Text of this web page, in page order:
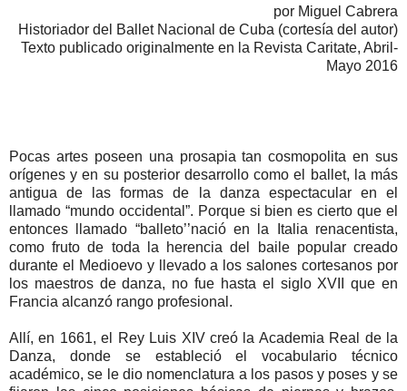
por Miguel Cabrera
Historiador del Ballet Nacional de Cuba (cortesía del autor)
Texto publicado originalmente en la Revista Caritate, Abril-
Mayo 2016
Pocas artes poseen una prosapia tan cosmopolita en sus
orígenes y en su posterior desarrollo como el ballet, la más
antigua de las formas de la danza espectacular en el
llamado “mundo occidental”. Porque si bien es cierto que el
entonces llamado “balleto’’nació en la Italia renacentista,
como fruto de toda la herencia del baile popular creado
durante el Medioevo y llevado a los salones cortesanos por
los maestros de danza, no fue hasta el siglo XVII que en
Francia alcanzó rango profesional.
Allí, en 1661, el Rey Luis XIV creó la Academia Real de la
Danza, donde se estableció el vocabulario técnico
académico, se le dio nomenclatura a los pasos y poses y se